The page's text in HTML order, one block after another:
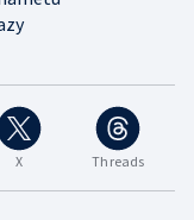
X Threads